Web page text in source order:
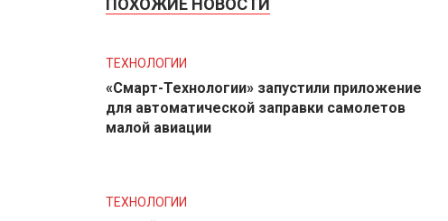
ПОХОЖИЕ НОВОСТИ
ТЕХНОЛОГИИ
«Смарт-Технологии» запустили приложение
для автоматической заправки самолетов
малой авиации
ТЕХНОЛОГИИ